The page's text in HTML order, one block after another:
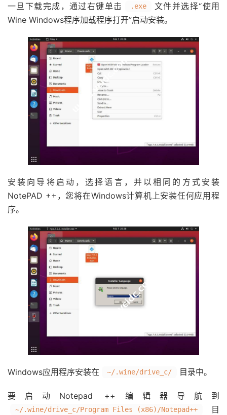
一旦下载完成，通过右键单击 .exe
文件并选择“使用
Wine Windows程序加载程序打开”启动安装。
安装向导将启动，选择语言，并以相同的方式安装
NotePAD ++，您将在Windows计算机上安装任何应用程
序。
Windows应用程序安装在 ~/.wine/drive_c/ 目录中。
要启动Notepad ++编辑器导航到
~/.wine/drive_c/Program Files (x86)/Notepad++
目